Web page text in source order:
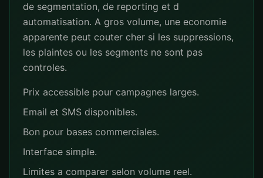
de segmentation, de reporting et d
automatisation. A gros volume, une economie
apparente peut couter cher si les suppressions,
les plaintes ou les segments ne sont pas
controles.
Prix accessible pour campagnes larges.
Email et SMS disponibles.
Bon pour bases commerciales.
Interface simple.
Limites a comparer selon volume reel.